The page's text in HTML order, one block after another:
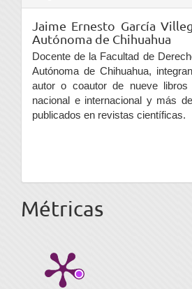
Jaime Ernesto García
Autónoma de Chihuahua
Docente de la Facultad de
Autónoma de Chihuahua,
autor o coautor de nueve libros
nacional e internacional y más
publicados en revistas científicas.
Métricas